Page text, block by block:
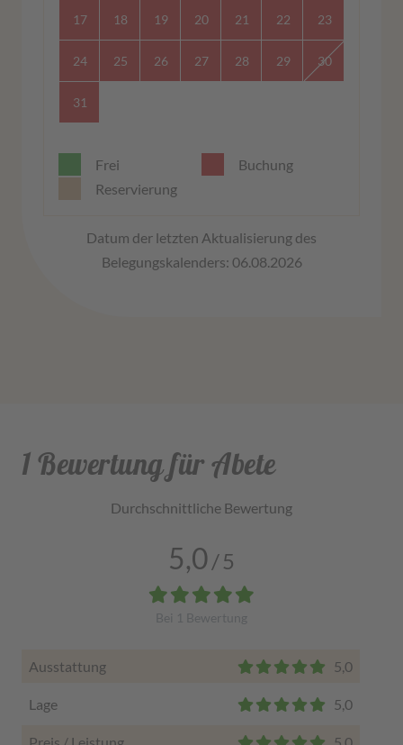
17 18 19 20 21 22 23
24 25 26 27 28 29 30
31
Frei
Buchung
Reservierung
Datum der letzten Aktualisierung des
Belegungskalenders: 06.08.2026
1 Bewertung für Abete
Durchschnittliche Bewertung
5,0/5
Bei 1 Bewertung
Ausstattung 5,0
Lage 5,0